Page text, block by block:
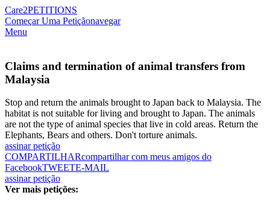
Care2PETITIONS
Começar Uma Petiçãonavegar
Menu
Claims and termination of animal transfers from
Malaysia
Stop and return the animals brought to Japan back to Malaysia. The
habitat is not suitable for living and brought to Japan. The animals
are not the type of animal species that live in cold areas. Return the
Elephants, Bears and others. Don't torture animals.
assinar petição
COMPARTILHARcompartilhar com meus amigos do
FacebookTWEETE-MAIL
assinar petição
Ver mais petições: